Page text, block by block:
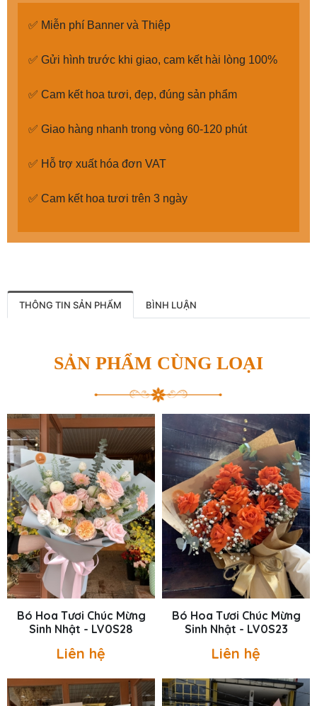
✅ Miễn phí Banner và Thiệp
✅ Gửi hình trước khi giao, cam kết hài lòng 100%
✅ Cam kết hoa tươi, đẹp, đúng sản phẩm
✅ Giao hàng nhanh trong vòng 60-120 phút
✅ Hỗ trợ xuất hóa đơn VAT
✅ Cam kết hoa tươi trên 3 ngày
THÔNG TIN SẢN PHẨM BÌNH LUẬN
SẢN PHẨM CÙNG LOẠI
Bó Hoa Tươi Chúc Mừng
Sinh Nhật - LV0S28
Liên hệ
Bó Hoa Tươi Chúc Mừng
Sinh Nhật - LV0S23
Liên hệ